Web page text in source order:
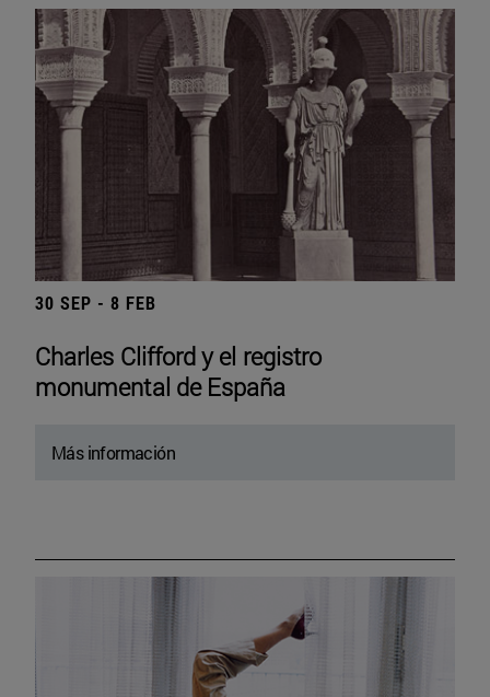
30 SEP - 8 FEB
Charles Clifford y el registro
monumental de España
Más información